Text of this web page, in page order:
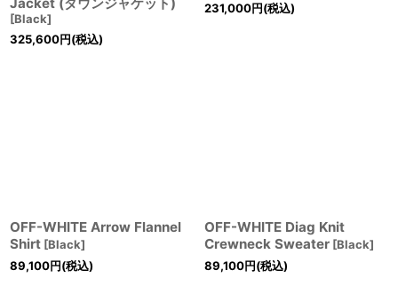
[Black]
325,600円(税込)
231,000円(税込)
OFF-WHITE Arrow Flannel
Shirt [Black]
89,100円(税込)
OFF-WHITE Diag Knit
Crewneck Sweater [Black]
89,100円(税込)